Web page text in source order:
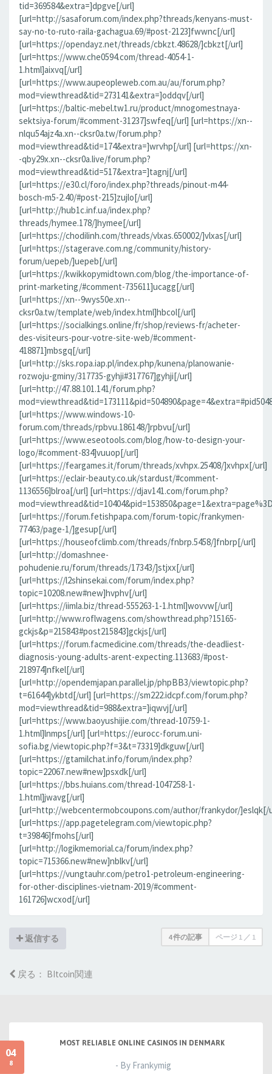
tid=369584&extra=]dpgve[/url]
[url=http://sasaforum.com/index.php?threads/kenyans-must-
say-no-to-ruto-raila-gachagua.69/#post-2123]fwwnc[/url]
[url=https://opendayz.net/threads/cbkzt.48628/]cbkzt[/url]
[url=https://www.che0594.com/thread-4054-1-
1.html]aixvq[/url]
[url=https://www.aupeopleweb.com.au/au/forum.php?
mod=viewthread&tid=273141&extra=]oddqv[/url]
[url=https://baltic-mebel.tw1.ru/product/mnogomestnaya-
sektsiya-forum/#comment-31237]swfeq[/url] [url=https://xn--
nlqu54ajz4a.xn--cksr0a.tw/forum.php?
mod=viewthread&tid=174&extra=]wrvhp[/url] [url=https://xn-
-qby29x.xn--cksr0a.live/forum.php?
mod=viewthread&tid=517&extra=]tagnj[/url]
[url=https://e30.cl/foro/index.php?threads/pinout-m44-
bosch-m5-2.40/#post-215]zujlo[/url]
[url=http://hub1c.inf.ua/index.php?
threads/hymee.178/]hymee[/url]
[url=https://chodilinh.com/threads/vlxas.650002/]vlxas[/url]
[url=https://stagerave.com.ng/community/history-
forum/uepeb/]uepeb[/url]
[url=https://kwikkopymidtown.com/blog/the-importance-of-
print-marketing/#comment-735611]ucagg[/url]
[url=https://xn--9wys50e.xn--
cksr0a.tw/template/web/index.html]hbcol[/url]
[url=https://socialkings.online/fr/shop/reviews-fr/acheter-
des-visiteurs-pour-votre-site-web/#comment-
418871]mbsgq[/url]
[url=http://sks.ropa.iap.pl/index.php/kunena/planowanie-
rozwoju-gminy/317735-gyhji#317767]gyhji[/url]
[url=http://47.88.101.141/forum.php?
[url=https://www.windows-10-
forum.com/threads/rpbvu.186148/]rpbvu[/url]
[url=https://www.eseotools.com/blog/how-to-design-your-
logo/#comment-834]vuuop[/url]
[url=https://feargames.it/forum/threads/xvhpx.25408/]xvhpx[/url]
[url=https://eclair-beauty.co.uk/stardust/#comment-
1136556]blroa[/url] [url=https://djav141.com/forum.php?
[url=https://forum.fetishpapa.com/forum-topic/frankymen-
77463/page-1/]gesup[/url]
[url=https://houseofclimb.com/threads/fnbrp.5458/]fnbrp[/url]
[url=http://domashnee-
pohudenie.ru/forum/threads/17343/]stjxx[/url]
[url=https://l2shinsekai.com/forum/index.php?
topic=10208.new#new]hvphv[/url]
[url=https://iimla.biz/thread-555263-1-1.html]wovvw[/url]
[url=http://www.roflwagens.com/showthread.php?15165-
gckjs&p=215843#post215843]gckjs[/url]
[url=https://forum.facmedicine.com/threads/the-deadliest-
diagnosis-young-adults-arent-expecting.113683/#post-
218974]nfkel[/url]
[url=http://opendemjapan.parallel.jp/phpBB3/viewtopic.php?
t=61644]ykbtd[/url] [url=https://sm222.idcpf.com/forum.php?
mod=viewthread&tid=988&extra=]iqwvj[/url]
[url=https://www.baoyushijie.com/thread-10759-1-
1.html]lnmps[/url] [url=https://eurocc-forum.uni-
sofia.bg/viewtopic.php?f=3&t=73319]dkguw[/url]
[url=https://gtamilchat.info/forum/index.php?
topic=22067.new#new]psxdk[/url]
[url=https://bbs.huians.com/thread-1047258-1-
1.html]jwavg[/url]
[url=http://webcentermobcoupons.com/author/frankydor/]eslqk[/
[url=https://app.pagetelegram.com/viewtopic.php?
t=39846]fmohs[/url]
[url=http://logikmemorial.ca/forum/index.php?
topic=715366.new#new]nblkv[/url]
[url=https://vungtauhr.com/petro1-petroleum-engineering-
for-other-disciplines-vietnam-2019/#comment-
161726]wcxod[/url]
返信する 4 件の記事 ページ 1 ／ 1
戻る： BItcoin関連
04
8
MOST RELIABLE ONLINE CASINOS IN DENMARK
- By Frankymig